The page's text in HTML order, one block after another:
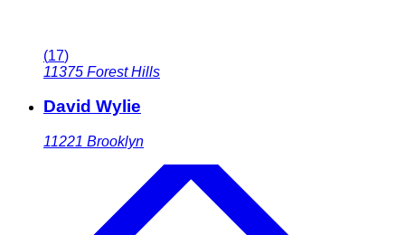
(17)
11375 Forest Hills
David Wylie
11221 Brooklyn